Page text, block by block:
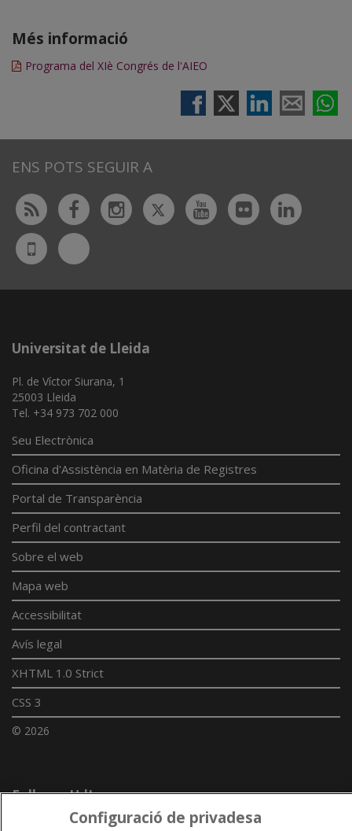
Més informació
Programa del XIè Congrés de l'AIEO
ENS POTS SEGUIR A
Rss FacebookInstagram
TwitterYoutubeFlickr
UdL
App
Bluesky
Universitat de Lleida
Pl. de Víctor Siurana, 1
25003 Lleida
Tel. +34 973 702 000
Seu Electrònica
Oficina d'Assistència en Matèria de Registres
Portal de Transparència
Perfil del contractant
Sobre el web
Mapa web
Accessibilitat
Avís legal
XHTML 1.0 Strict
CSS 3
© 2026
Enllaços UdL
Xarxes universitàries
Configuració de privadesa